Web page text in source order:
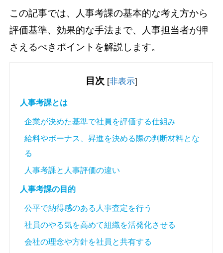
この記事では、人事考課の基本的な考え方から
評価基準、効果的な手法まで、人事担当者が押
さえるべきポイントを解説します。
目次 [非表示]
人事考課とは
企業が決めた基準で社員を評価する仕組み
給料やボーナス、昇進を決める際の判断材料とな
る
人事考課と人事評価の違い
人事考課の目的
公平で納得感のある人事査定を行う
社員のやる気を高めて組織を活発化させる
会社の理念や方針を社員と共有する